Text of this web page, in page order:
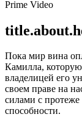
Prime Video
Пока мир вина
Камилла, которую
владелицей его
своем праве на
силами с
способности.